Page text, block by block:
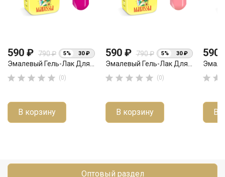
590 ₽ 790 ₽ 5% 30 ₽
Эмалевый Гель-Лак Для...
     (0)
В корзину
590 ₽ 790 ₽ 5% 30 ₽
Эмалевый Гель-Лак Для...
     (0)
В корзину
590
 
В
Оптовый раздел